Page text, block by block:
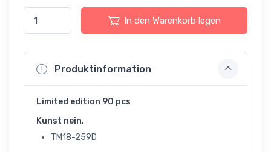
In den Warenkorb legen
Produktinformation
Limited edition 90 pcs
Kunst nein.
TM18-259D